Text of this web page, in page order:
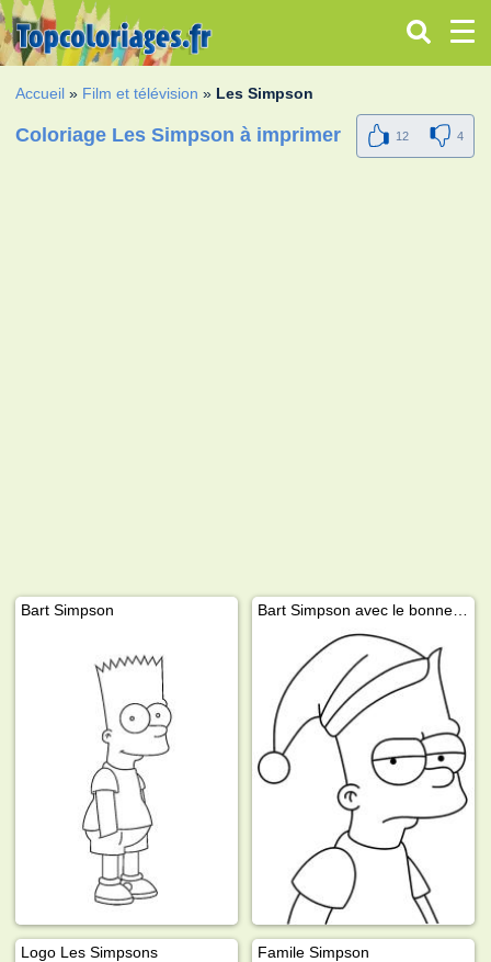
Accueil » Film et télévision » Les Simpson
Coloriage Les Simpson à imprimer 12 4
Bart Simpson
Logo Les Simpsons Famile Simpson